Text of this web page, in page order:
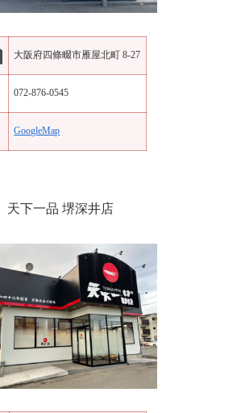
大阪府四條畷市雁屋北町 8-27
072-876-0545
GoogleMap
天下一品 堺深井店